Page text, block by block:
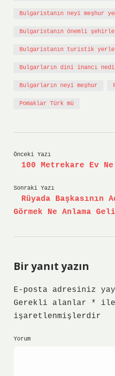
Bulgaristanın neyi meşhur
Bulgaristanın önemli
Bulgaristanın turistik
Bulgarların dini inancı
Bulgarların neyi meşhur
Pomaklar Türk mü
Önceki Yazı
100 Metrekare Ev
Sonraki Yazı
Rüyada Başkasının
Görmek Ne Anlama
Bir yanıt yazın
E-posta adresiniz
Gerekli alanlar
*
ile
işaretlenmişlerdir
Yorum